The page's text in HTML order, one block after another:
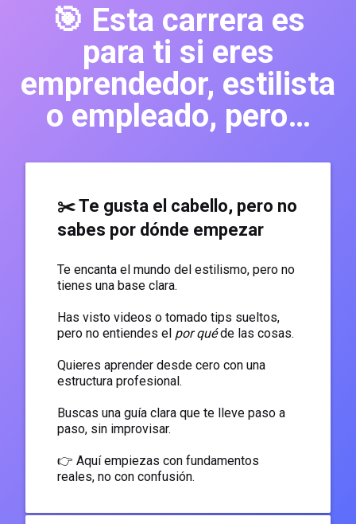
🎯 Esta carrera es
para ti si eres
emprendedor, estilista
o empleado, pero…
✂️ Te gusta el cabello, pero no
sabes por dónde empezar
Te encanta el mundo del estilismo, pero no
tienes una base clara.
Has visto videos o tomado tips sueltos,
pero no entiendes el por quéde las cosas.
Quieres aprender desde cero con una
estructura profesional.
Buscas una guía clara que te lleve paso a
paso, sin improvisar.
👉 Aquí empiezas con fundamentos
reales, no con confusión.